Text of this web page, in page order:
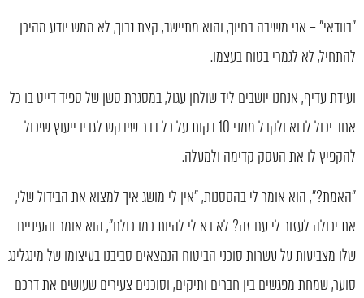
"בוודאי" – אני משיבה בחיוך, והוא מתיישב, קצת נבוך, לא ממש יודע מהיכן
להתחיל, לא לגמרי בטוח בעצמו.
ועידת עדיף, אנחנו יושבים ליד שולחן עגול, במסגרת סשן של ספיד דייט בו כל
אחד יכול לבוא ולקבל ממני 10 דקות על כל דבר שיבקש לגביו ייעוץ שיכול
להקפיץ לו את העסק קדימה ולמעלה.
"האמת?", הוא אומר לי בהססנות, "אין לי מושג איך למצוא את הבידול שלי,
את יכולה לעזור לי עם זה? לא בא לי להיות כמו כולם", הוא אומר והעיניים
שלו מצביעות על עשרות סוכני הביטוח הנמצאים סביבנו בעיצומו של מינגלינג
סוער, שמחת מפגשים בין חברים ותיקים, וסוכנים צעירים שעושים את דרכם